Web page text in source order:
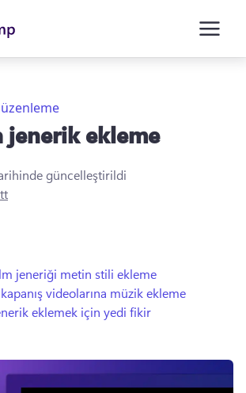
deneyin
jenerik ekleme
güncelleştirildi
jeneriği metin stili ekleme
videolarına müzik ekleme
eklemek için yedi fikir